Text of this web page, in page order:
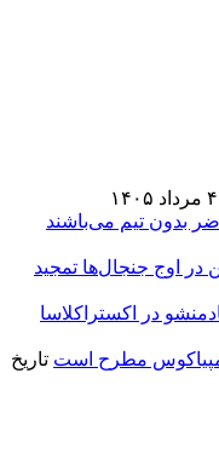
بدون تیم می‌باشند
در اوج جنجال‌ها تمجید
در اکستراکلاسا
مطرح است تاریخ